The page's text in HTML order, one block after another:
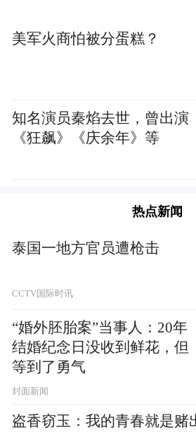
象，孕育了这片土地上的先
位于江西省靖安县宝峰镇
寺，是马祖道一的重要道
来此弘法。宝峰寺所在区
树不在少数。这正是“深山
传统，出家众与当地民众对
意识，造就了这座古老道
眼前的，依旧是这般令人动
美军火商怕被分蛋糕？
知名演员秦焰去世，曾出演
《狂飙》《庆余年》等
热点新闻
泰国一地方官员遭枪击
CCTV国际时讯
“婚外胚胎案”当事人：20年
结婚纪念日没收到鲜花，但
等到了勇气
封面新闻
盗香窃玉：我的青春就是赌